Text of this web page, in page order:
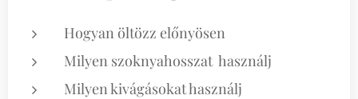
Hogyan öltözz előnyösen
Milyen szoknyahosszat használj
Milyen kivágásokat használj